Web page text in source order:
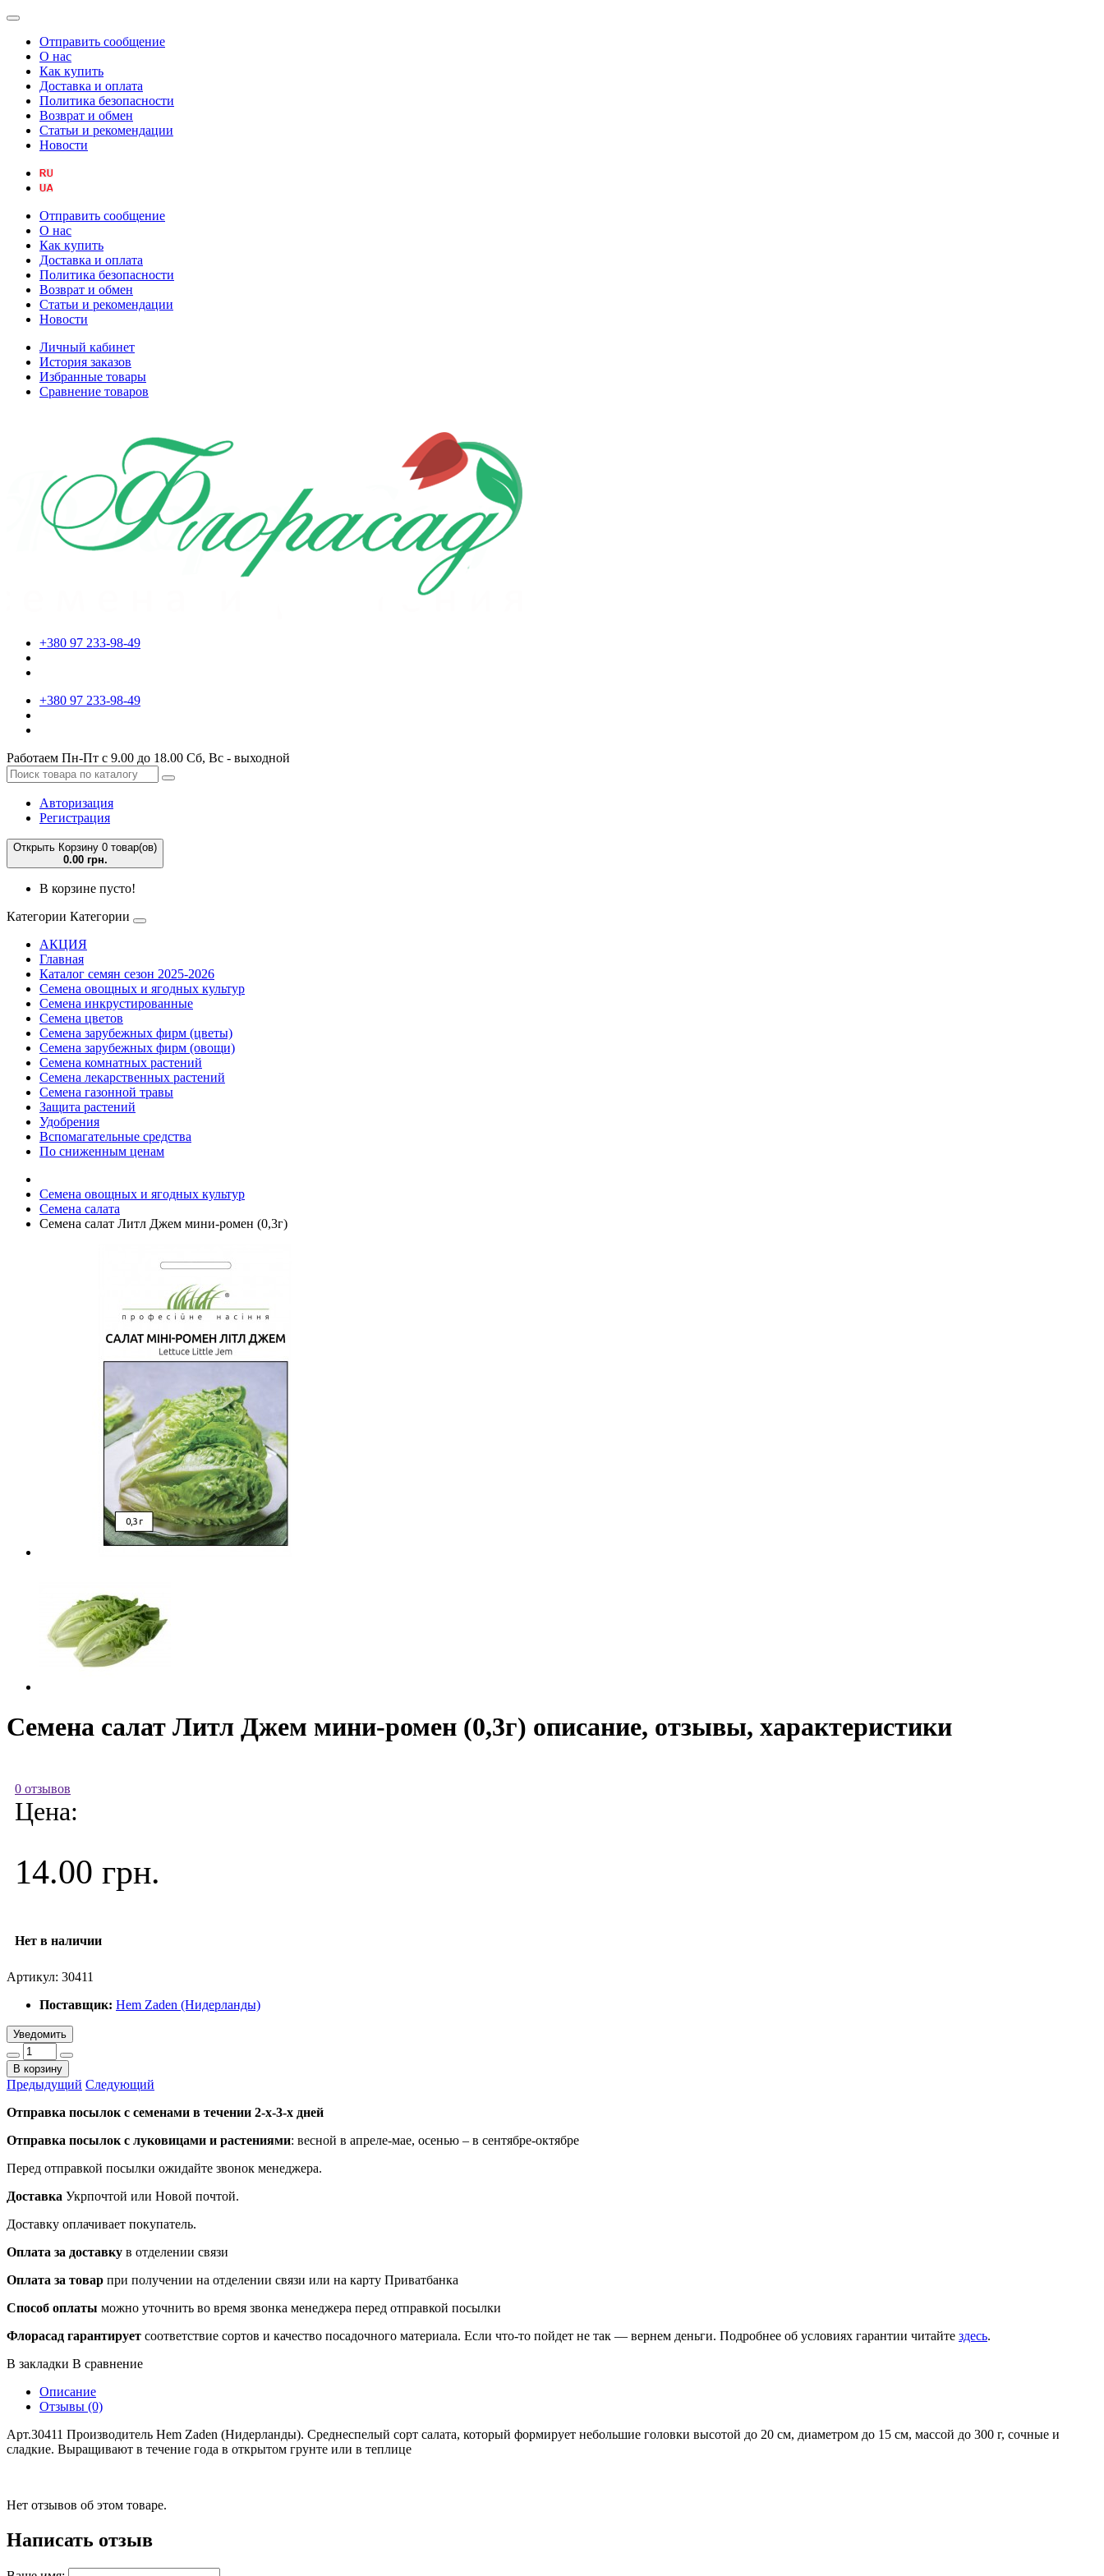
Отправить сообщение
О нас
Как купить
Доставка и оплата
Политика безопасности
Возврат и обмен
Статьи и рекомендации
Новости
Отправить сообщение
О нас
Как купить
Доставка и оплата
Политика безопасности
Возврат и обмен
Статьи и рекомендации
Новости
Личный кабинет
История заказов
Избранные товары
Сравнение товаров
+380 97 233-98-49
+380 97 233-98-49
Работаем Пн-Пт с 9.00 до 18.00 Сб, Вс - выходной
Авторизация
Регистрация
Открыть Корзину 0 товар(ов)
0.00 грн.
В корзине пусто!
Категории Категории
АКЦИЯ
Главная
Каталог семян сезон 2025-2026
Семена овощных и ягодных культур
Семена инкрустированные
Семена цветов
Семена зарубежных фирм (цветы)
Семена зарубежных фирм (овощи)
Семена комнатных растений
Семена лекарственных растений
Семена газонной травы
Защита растений
Удобрения
Вспомагательные средства
По сниженным ценам
Семена овощных и ягодных культур
Семена салата
Семена салат Литл Джем мини-ромен (0,3г)
Семена салат Литл Джем мини-ромен (0,3г) описание, отзывы, характеристики
0 отзывов
Цена:
14.00 грн.
Нет в наличии
Артикул: 30411
Поставщик: Hem Zaden (Нидерланды)
Уведомить
В корзину
Предыдущий Следующий
Отправка посылок с семенами в течении 2-х-3-х дней
Отправка посылок с луковицами и растениями: весной в апреле-мае, осенью – в сентябре-октябре
Перед отправкой посылки ожидайте звонок менеджера.
Доставка Укрпочтой или Новой почтой.
Доставку оплачивает покупатель.
Оплата за доставку в отделении связи
Оплата за товар при получении на отделении связи или на карту Приватбанка
Способ оплаты можно уточнить во время звонка менеджера перед отправкой посылки
Флорасад гарантирует соответствие сортов и качество посадочного материала. Если что-то пойдет не так — вернем деньги. Подробнее об условиях гарантии читайте здесь.
В закладки В сравнение
Описание
Отзывы (0)
Арт.30411 Производитель Hem Zaden (Нидерланды). Среднеспелый сорт салата, который формирует небольшие головки высотой до 20 см, диаметром до 15 см, массой до 300 г, сочные и
сладкие. Выращивают в течение года в открытом грунте или в теплице
Нет отзывов об этом товаре.
Написать отзыв